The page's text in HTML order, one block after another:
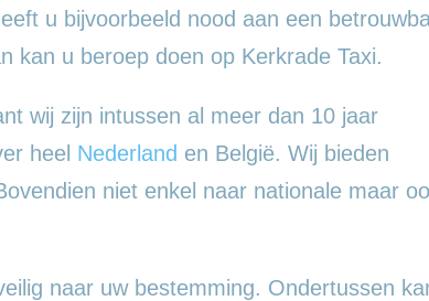
u bijvoorbeeld nood aan een
kan u beroep doen op Kerkrade Taxi.
wij zijn intussen al meer dan 10 jaar
heel Nederland en België. Wij bieden
niet enkel naar nationale maar
naar uw bestemming. Ondertussen